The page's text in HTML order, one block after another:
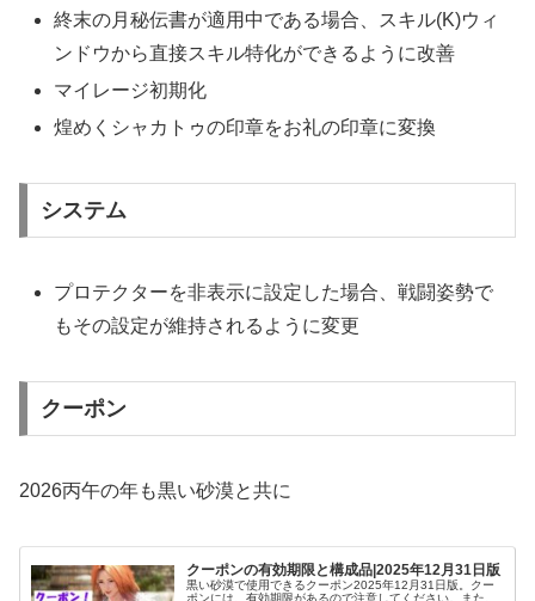
終末の月秘伝書が適用中である場合、スキル(K)ウィ
ンドウから直接スキル特化ができるように改善
マイレージ初期化
煌めくシャカトゥの印章をお礼の印章に変換
システム
プロテクターを非表示に設定した場合、戦闘姿勢で
もその設定が維持されるように変更
クーポン
2026丙午の年も黒い砂漠と共に
クーポンの有効期限と構成品|2025年12月31日版
黒い砂漠で使用できるクーポン2025年12月31日版。クー